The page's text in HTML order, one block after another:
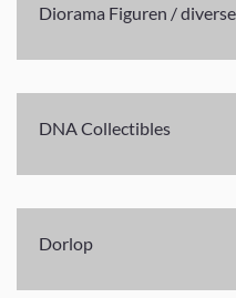
Diorama Figuren /
DNA Collectibles
Dorlop